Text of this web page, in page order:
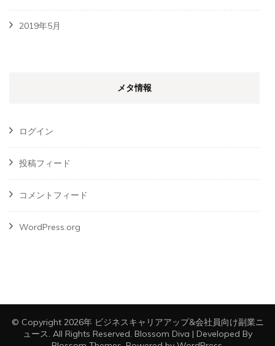
2019年5月
メタ情報
ログイン
投稿フィード
コメントフィード
WordPress.org
© Copyright 2026年 ビジネスキャリアアップ&会社員向け副業ニ
ュース. All Rights Reserved. Blossom Diva | Developed By